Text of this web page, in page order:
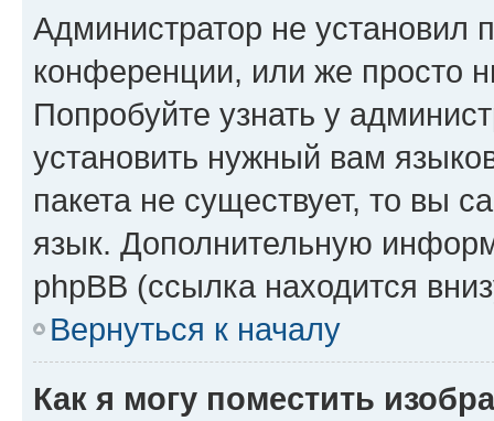
Администратор не установил
конференции, или же просто
Попробуйте узнать у
установить нужный вам
пакета не существует, то вы
язык. Дополнительную
phpBB (ссылка находится
Вернуться к началу
Как я могу поместить